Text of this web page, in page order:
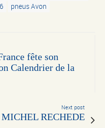
pneus Avon
fête son
Calendrier de la
Next post
MICHEL RECHEDE